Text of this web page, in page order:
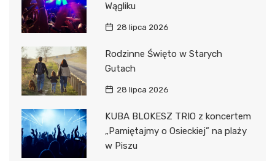
Wągliku
28 lipca 2026
Rodzinne Święto w Starych
Gutach
28 lipca 2026
KUBA BLOKESZ TRIO z koncertem
„Pamiętajmy o Osieckiej” na plaży
w Piszu